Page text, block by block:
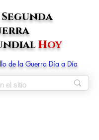
Segunda
Hoy
de la Guerra Día a Día